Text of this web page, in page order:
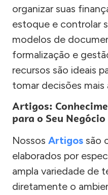
organizar suas
estoque e controlar
modelos de
formalização e
recursos são ideais
tomar decisões mais
Artigos:
para o Seu Negócio
Nossos Artigos são
elaborados por
ampla variedade de
diretamente o